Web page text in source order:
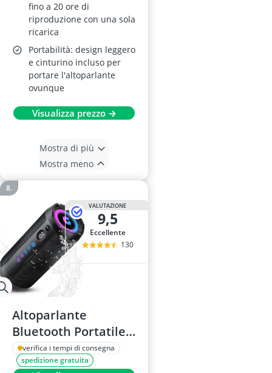
fino a 20 ore di
riproduzione con una sola
ricarica
Portabilità: design leggero
e cinturino incluso per
portare l'altoparlante
ovunque
Visualizza prezzo →
Mostra di più
Mostra meno
VALUTAZIONE
9,5
Eccellente
130
Altoparlante
Bluetooth Portatile
25W – Bassi Doppi,
IPX7, RGB, TWS, AUX,
verifica i tempi di consegna
spedizione gratuita